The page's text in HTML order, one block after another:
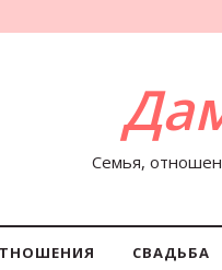
Семья,
СВАДЬБА